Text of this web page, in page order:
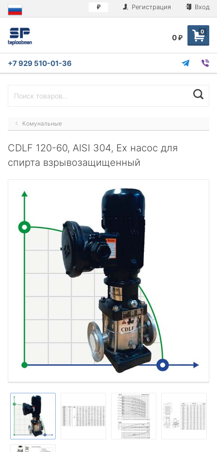
₽ Регистрация Вход
0
0 ₽
+7 929 510-01-36
Комунальные
CDLF 120-60, AISI 304, Ex насос для
спирта взрывозащищенный